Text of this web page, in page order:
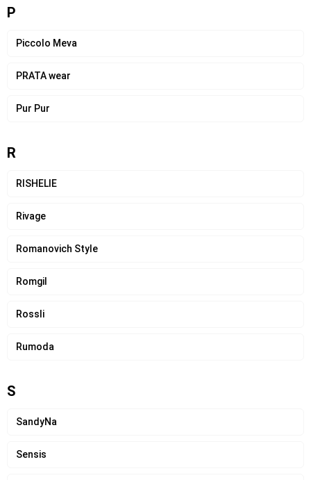
P
Piccolo Meva
PRATA wear
Pur Pur
R
RISHELIE
Rivage
Romanovich Style
Romgil
Rossli
Rumoda
S
SandyNa
Sensis